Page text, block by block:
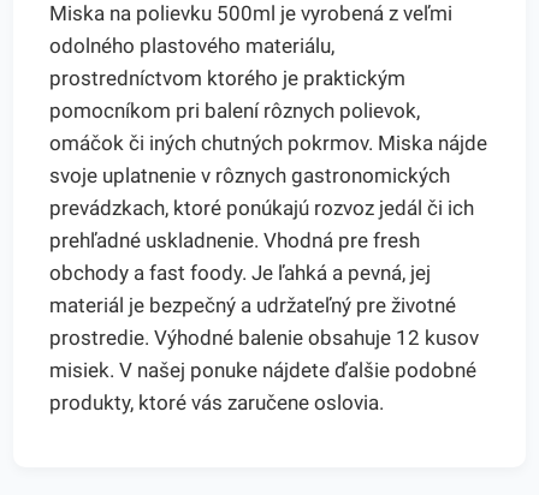
Miska na polievku 500ml je vyrobená z veľmi
odolného plastového materiálu,
prostredníctvom ktorého je praktickým
pomocníkom pri balení rôznych polievok,
omáčok či iných chutných pokrmov. Miska nájde
svoje uplatnenie v rôznych gastronomických
prevádzkach, ktoré ponúkajú rozvoz jedál či ich
prehľadné uskladnenie. Vhodná pre fresh
obchody a fast foody. Je ľahká a pevná, jej
materiál je bezpečný a udržateľný pre životné
prostredie. Výhodné balenie obsahuje 12 kusov
misiek. V našej ponuke nájdete ďalšie podobné
produkty, ktoré vás zaručene oslovia.